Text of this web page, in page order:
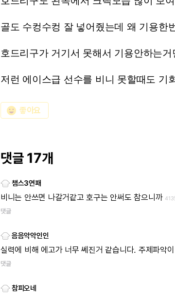
골도 수컹수컹 잘 넣어줬는데 왜 기용한
호드리구가 거기서 못해서 기용안하는거
저런 에이스급 선수를 비니 못할때도 기
emoji_emotions 좋아요
댓글 17개
챔스3연패
비니는 안쓰면 나갈거같고 호구는 안써도 참으니까 413
댓글
음음악악인인
실력에 비해 에고가 너무 쎄진거 같습니다. 주제파악이
댓글
참피오네